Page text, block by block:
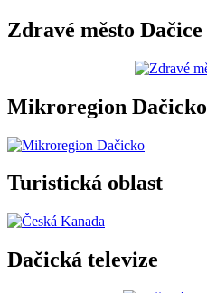
Zdravé město Dačice
Mikroregion Dačicko
Turistická oblast
Dačická televize